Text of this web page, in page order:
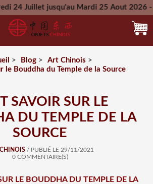
jusqu'au Mardi 25 Aout 2026 - Toutes
Mercredi 26 Aout 2026
> Blog> Art Chinois >
le Bouddha du Temple de la Source
SAVOIR SUR LE
DU TEMPLE DE LA
SOURCE
/ PUBLIÉ LE 29/11/2021
0 COMMENTAIRE(S)
LE BOUDDHA DU TEMPLE DE LA